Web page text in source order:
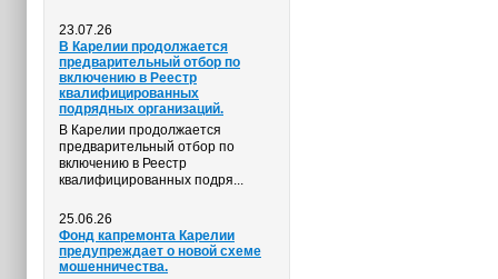
23.07.26
В Карелии продолжается
предварительный отбор по
включению в Реестр
квалифицированных
подрядных организаций.
В Карелии продолжается
предварительный отбор по
включению в Реестр
квалифицированных подря...
25.06.26
Фонд капремонта Карелии
предупреждает о новой схеме
мошенничества.